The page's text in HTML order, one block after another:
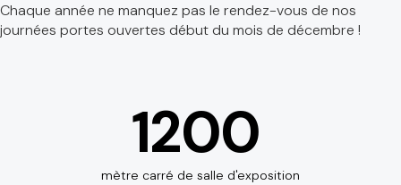
Chaque année ne manquez pas le rendez-vous de nos
journées portes ouvertes début du mois de décembre !
1200
mètre carré de salle d'exposition